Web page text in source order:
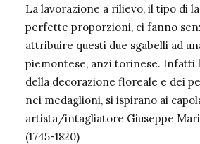
La lavorazione a rilievo, il tipo di
perfette proporzioni, ci fanno
attribuire questi due sgabelli ad
piemontese, anzi torinese. Infatti
della decorazione floreale e dei
nei medaglioni, si ispirano ai
artista/intagliatore Giuseppe
(1745-1820)